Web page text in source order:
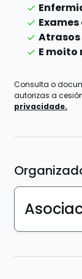
E moito
Consulta o
autorizas a
privacidade.